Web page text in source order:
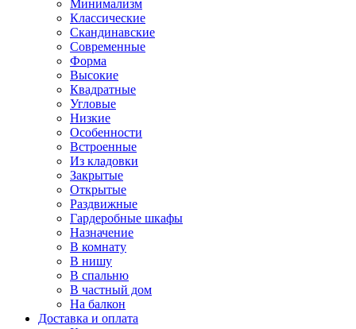
Минимализм
Классические
Скандинавские
Современные
Форма
Высокие
Квадратные
Угловые
Низкие
Особенности
Встроенные
Из кладовки
Закрытые
Открытые
Раздвижные
Гардеробные шкафы
Назначение
В комнату
В нишу
В спальню
В частный дом
На балкон
Доставка и оплата